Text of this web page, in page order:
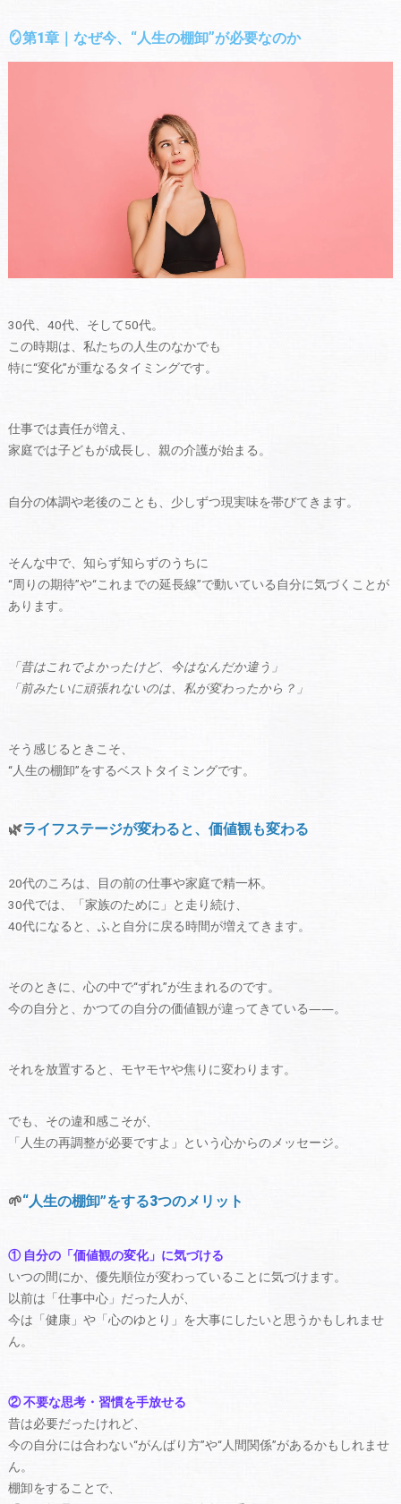
🪞第1章｜なぜ今、“人生の棚卸”が必要なのか
30代、40代、そして50代。
この時期は、私たちの人生のなかでも
特に“変化”が重なるタイミングです。
仕事では責任が増え、
家庭では子どもが成長し、親の介護が始まる。
自分の体調や老後のことも、少しずつ現実味を帯びてきます。
そんな中で、知らず知らずのうちに
“周りの期待”や“これまでの延長線”で動いている自分に気づくことが
あります。
「昔はこれでよかったけど、今はなんだか違う」
「前みたいに頑張れないのは、私が変わったから？」
そう感じるときこそ、
“人生の棚卸”をするベストタイミングです。
🌿ライフステージが変わると、価値観も変わる
20代のころは、目の前の仕事や家庭で精一杯。
30代では、「家族のために」と走り続け、
40代になると、ふと自分に戻る時間が増えてきます。
そのときに、心の中で“ずれ”が生まれるのです。
今の自分と、かつての自分の価値観が違ってきている――。
それを放置すると、モヤモヤや焦りに変わります。
でも、その違和感こそが、
「人生の再調整が必要ですよ」という心からのメッセージ。
🌱“人生の棚卸”をする3つのメリット
① 自分の「価値観の変化」に気づける
いつの間にか、優先順位が変わっていることに気づけます。
以前は「仕事中心」だった人が、
今は「健康」や「心のゆとり」を大事にしたいと思うかもしれませ
ん。
② 不要な思考・習慣を手放せる
昔は必要だったけれど、
今の自分には合わない“がんばり方”や“人間関係”があるかもしれませ
ん。
棚卸をすることで、